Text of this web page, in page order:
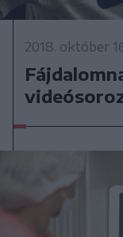
2018. október